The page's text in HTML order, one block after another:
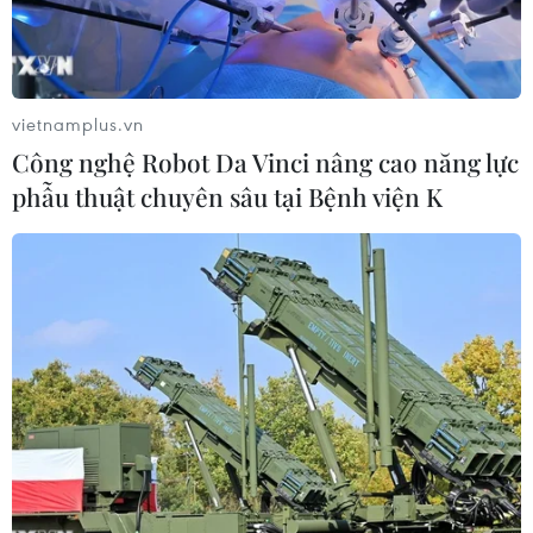
Nhân viên y tế tiêm vaccine ngừa COVID-19 cho trẻ em tại Los
Angeles, California (Mỹ). (Ảnh: Getty Images/TTXVN)
Ngày 17/9, Nhà Trắng thông báo sẽ tổ chức hội
nghị thượng đỉnh COVID-19 toàn cầu vào tuần
tới nhằm tìm cách đẩy mạnh các nỗ lực tiêm
vietnamplus.vn
Công nghệ Robot Da Vinci nâng cao năng lực
phẫu thuật chuyên sâu tại Bệnh viện K